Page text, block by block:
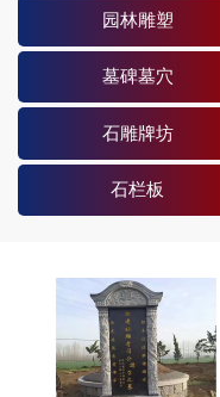
园林雕塑
墓碑墓穴
石雕牌坊
石栏板